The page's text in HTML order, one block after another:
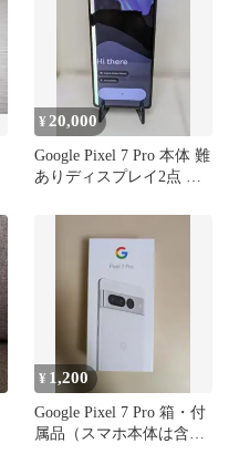
¥ 20,000
Google Pixel 7 Pro 本体 難
ありディスプレイ2点 元
¥ 1,200
Google Pixel 7 Pro 箱・付
属品（スマホ本体は含ま